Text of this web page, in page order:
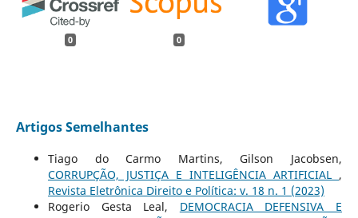
0 0
Artigos Semelhantes
Tiago do Carmo Martins, Gilson Jacobsen,
CORRUPÇÃO, JUSTIÇA E INTELIGÊNCIA ARTIFICIAL ,
Revista Eletrônica Direito e Política: v. 18 n. 1 (2023)
Rogerio Gesta Leal, DEMOCRACIA DEFENSIVA E